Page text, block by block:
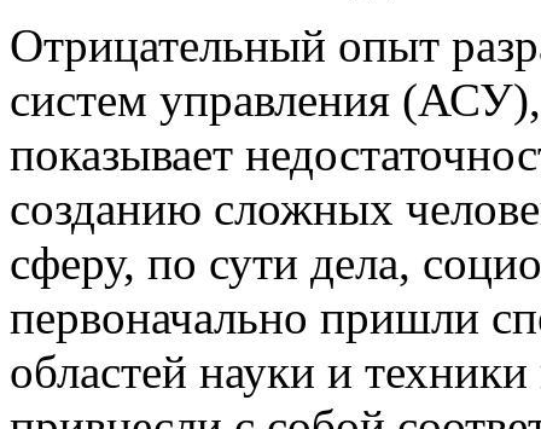
Отрицательный опыт
систем управления
показывает
созданию сложных
сферу, по сути дела,
первоначально пришли
областей науки и